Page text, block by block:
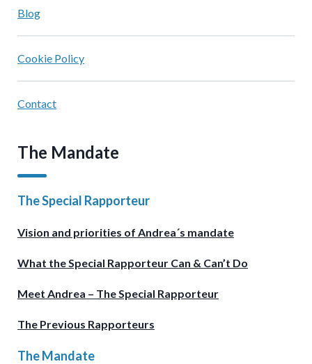
Blog
Cookie Policy
Contact
The Mandate
The Special Rapporteur
Vision and priorities of Andrea´s mandate
What the Special Rapporteur Can & Can’t Do
Meet Andrea – The Special Rapporteur
The Previous Rapporteurs
The Mandate